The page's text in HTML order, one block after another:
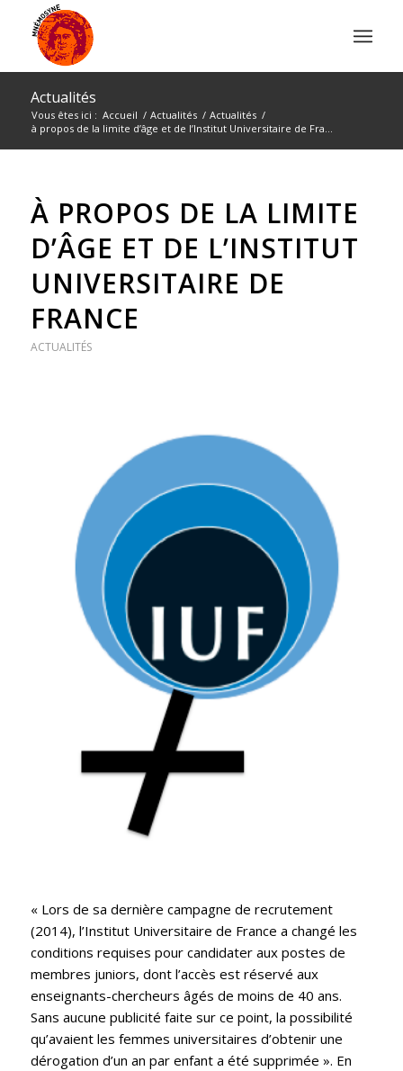
Actualités
Vous êtes ici : Accueil / Actualités / Actualités /
à propos de la limite d’âge et de l’Institut Universitaire de Fra...
À PROPOS DE LA LIMITE
D’ÂGE ET DE L’INSTITUT
UNIVERSITAIRE DE
FRANCE
ACTUALITÉS
« Lors de sa dernière campagne de recrutement
(2014), l’Institut Universitaire de France a changé les
conditions requises pour candidater aux postes de
membres juniors, dont l’accès est réservé aux
enseignants-chercheurs âgés de moins de 40 ans.
Sans aucune publicité faite sur ce point, la possibilité
qu’avaient les femmes universitaires d’obtenir une
dérogation d’un an par enfant a été supprimée ». En